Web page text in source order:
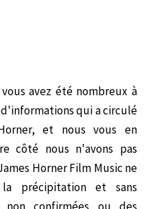
avez été nombreux à
qui a circulé
et nous vous en
côté nous n'avons pas
Horner Film Music ne
précipitation et sans